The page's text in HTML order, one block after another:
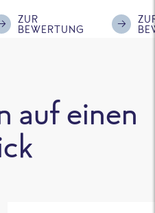
ZUR
BEWERTUNG
Eiweiß.
was
auf einen